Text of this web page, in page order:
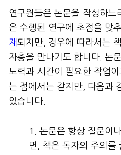
연구원들은 논문을 작성하느
은 수행된 연구에 초점을 맞
재되지만, 경우에 따라서는
자층을 만나기도 합니다. 논
노력과 시간이 필요한 작업
는 점에서는 같지만, 다음과
있습니다.
논문은 항상 질문이
면, 책은 독자의 주의를